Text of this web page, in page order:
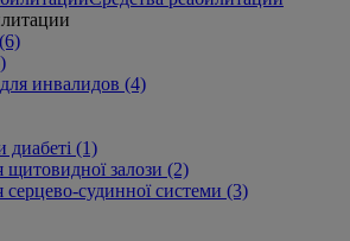
инвалидов (4)
(1)
залози (2)
судинної системи (3)